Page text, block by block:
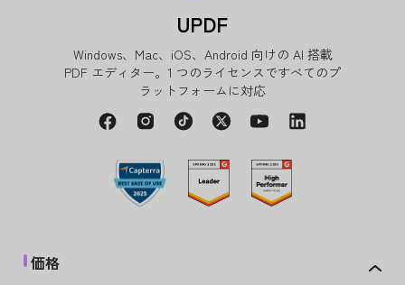
UPDF
Windows、Mac、iOS、Android 向けの AI 搭載
PDF エディター。1 つのライセンスですべてのプ
ラットフォームに対応
価格